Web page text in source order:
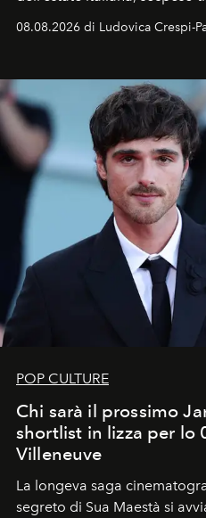
celeste per seguire il
all’universo i desideri più
08.08.2026 di Ludovica Crespi-
POP CULTURE
Chi sarà il prossimo
shortlist in lizza per lo
Villeneuve
La longeva saga
segreto di Sua Maestà si